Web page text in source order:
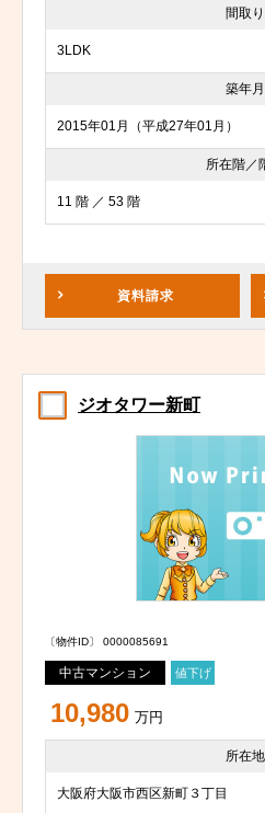
間取り
3LDK
築年月
2015年01月（平成27年01月）
所在階／
11 階 ／ 53 階
資料請求
ジオタワー新町
〔物件ID〕 0000085691
中古マンション 値下げ
10,980 万円
所在地
大阪府大阪市西区新町３丁目